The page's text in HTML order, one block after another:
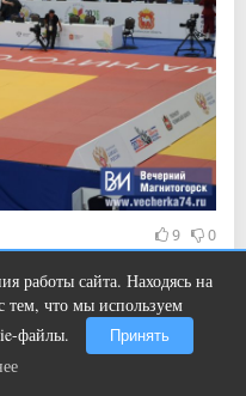
9 0
работы сайта. Находясь на
тем, что мы используем
файлы.
Принять
вы будете смеяться